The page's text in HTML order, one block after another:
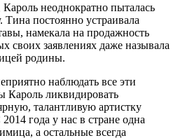
неоднократно пыталась
Тина постоянно устраивала
намекала на продажность
своих заявлениях даже называла
родины.
наблюдать все эти
Кароль ликвидировать
талантливую артистку
года у нас в стране одна
а остальные всегда